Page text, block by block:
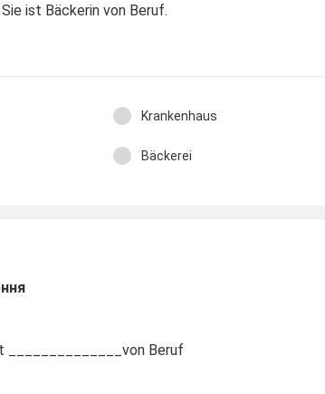
ist Bäckerin von Beruf.
Krankenhaus
Bäckerei
______________von Beruf